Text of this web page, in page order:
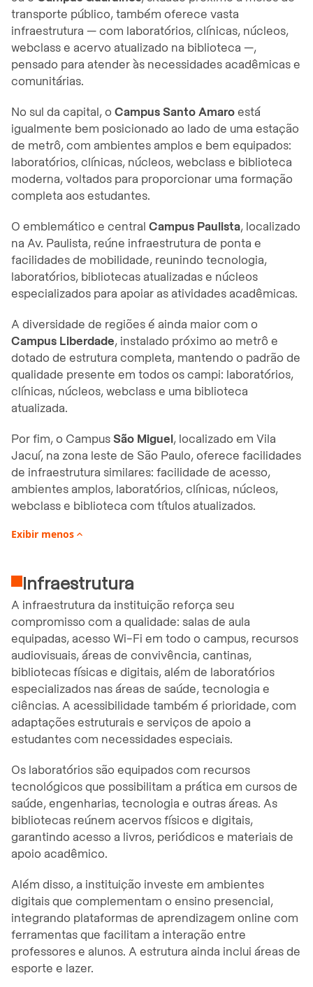
transporte público, também oferece vasta
infraestrutura — com laboratórios, clínicas, núcleos,
webclass e acervo atualizado na biblioteca —,
pensado para atender às necessidades acadêmicas e
comunitárias.
No sul da capital, o Campus Santo Amaro está
igualmente bem posicionado ao lado de uma estação
de metrô, com ambientes amplos e bem equipados:
laboratórios, clínicas, núcleos, webclass e biblioteca
moderna, voltados para proporcionar uma formação
completa aos estudantes.
O emblemático e central Campus Paulista, localizado
na Av. Paulista, reúne infraestrutura de ponta e
facilidades de mobilidade, reunindo tecnologia,
laboratórios, bibliotecas atualizadas e núcleos
especializados para apoiar as atividades acadêmicas.
A diversidade de regiões é ainda maior com o
Campus Liberdade, instalado próximo ao metrô e
dotado de estrutura completa, mantendo o padrão de
qualidade presente em todos os campi: laboratórios,
clínicas, núcleos, webclass e uma biblioteca
atualizada.
Por fim, o Campus São Miguel, localizado em Vila
Jacuí, na zona leste de São Paulo, oferece facilidades
de infraestrutura similares: facilidade de acesso,
ambientes amplos, laboratórios, clínicas, núcleos,
webclass e biblioteca com títulos atualizados.
Exibir menos 
Infraestrutura
A infraestrutura da instituição reforça seu
compromisso com a qualidade: salas de aula
equipadas, acesso Wi-Fi em todo o campus, recursos
audiovisuais, áreas de convivência, cantinas,
bibliotecas físicas e digitais, além de laboratórios
especializados nas áreas de saúde, tecnologia e
ciências. A acessibilidade também é prioridade, com
adaptações estruturais e serviços de apoio a
estudantes com necessidades especiais.
Os laboratórios são equipados com recursos
tecnológicos que possibilitam a prática em cursos de
saúde, engenharias, tecnologia e outras áreas. As
bibliotecas reúnem acervos físicos e digitais,
garantindo acesso a livros, periódicos e materiais de
apoio acadêmico.
Além disso, a instituição investe em ambientes
digitais que complementam o ensino presencial,
integrando plataformas de aprendizagem online com
ferramentas que facilitam a interação entre
professores e alunos. A estrutura ainda inclui áreas de
esporte e lazer.